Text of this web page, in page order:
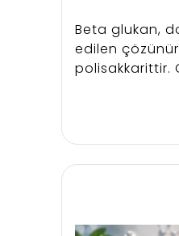
Beta glukan,
edilen çözünür
polisakkarittir.
çıkan bu
bazı mantar
bulunur.
düzeninde
merak edilen